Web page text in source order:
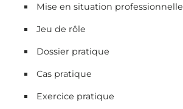
Mise en situation professionnelle
Jeu de rôle
Dossier pratique
Cas pratique
Exercice pratique